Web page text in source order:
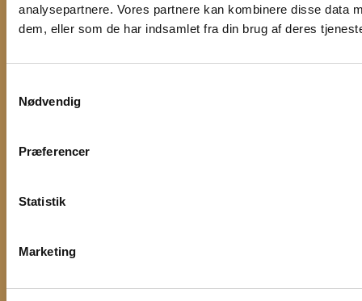
analysepartnere. Vores partnere kan kombinere disse data
dem, eller som de har indsamlet fra din brug af deres
Nødvendig
Præferencer
Statistik
Marketing
Fornavn
Email
Accepter privatlivspolitik.